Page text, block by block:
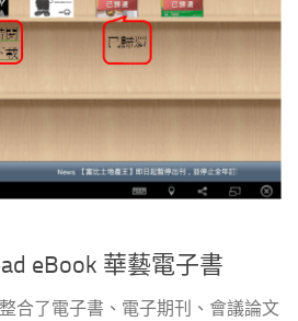
eBook 華藝電子書
合了電子書、電子期刊、會議論文